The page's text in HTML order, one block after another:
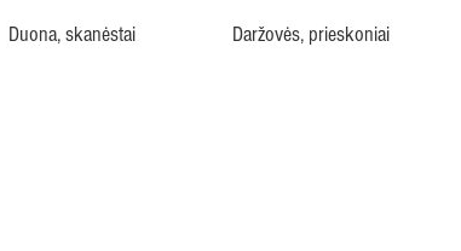
Duona, skanėstai Daržovės, prieskoniai